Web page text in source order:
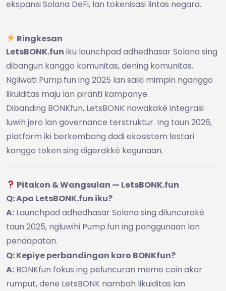
ekspansi Solana DeFi, lan tokenisasi lintas negara.
Ringkesan
LetsBONK.fun iku launchpad adhedhasar Solana sing
dibangun kanggo komunitas, dening komunitas.
Ngliwati Pump.fun ing 2025 lan saiki mimpin nganggo
likuiditas maju lan piranti kampanye.
Dibanding BONKfun, LetsBONK nawakaké integrasi
luwih jero lan governance terstruktur. Ing taun 2026,
platform iki berkembang dadi ekosistem lestari
kanggo token sing digerakké kegunaan.
Pitakon & Wangsulan — LetsBONK.fun
Q: Apa LetsBONK.fun iku?
A: Launchpad adhedhasar Solana sing diluncuraké
taun 2025, ngluwihi Pump.fun ing panggunaan lan
pendapatan.
Q: Kepiye perbandingan karo BONKfun?
A: BONKfun fokus ing peluncuran meme coin akar
rumput, dene LetsBONK nambah likuiditas lan